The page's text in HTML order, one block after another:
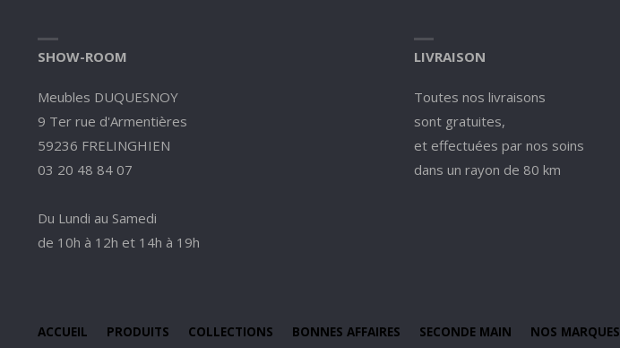
SHOW-ROOM
Meubles DUQUESNOY
9 Ter rue d'Armentières
59236 FRELINGHIEN
03 20 48 84 07
Du Lundi au Samedi
de 10h à 12h et 14h à 19h
LIVRAISON
Toutes nos livraisons
sont gratuites,
et effectuées par nos soins
dans un rayon de 80 km
ACCUEIL PRODUITS COLLECTIONS BONNES AFFAIRES SECONDE MAIN NOS MARQUES